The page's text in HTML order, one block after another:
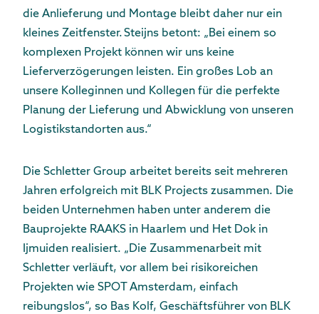
die Anlieferung und Montage bleibt daher nur ein
kleines Zeitfenster. Steijns betont: „Bei einem so
komplexen Projekt können wir uns keine
Lieferverzögerungen leisten. Ein großes Lob an
unsere Kolleginnen und Kollegen für die perfekte
Planung der Lieferung und Abwicklung von unseren
Logistikstandorten aus.“
Die Schletter Group arbeitet bereits seit mehreren
Jahren erfolgreich mit BLK Projects zusammen. Die
beiden Unternehmen haben unter anderem die
Bauprojekte RAAKS in Haarlem und Het Dok in
Ijmuiden realisiert. „Die Zusammenarbeit mit
Schletter verläuft, vor allem bei risikoreichen
Projekten wie SPOT Amsterdam, einfach
reibungslos“, so Bas Kolf, Geschäftsführer von BLK